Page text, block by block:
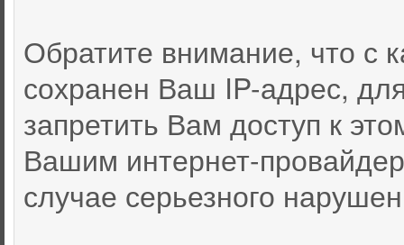
Обратите внимание, что с
сохранен Ваш IP-адрес,
запретить Вам доступ к
Вашим интернет-
случае серьезного